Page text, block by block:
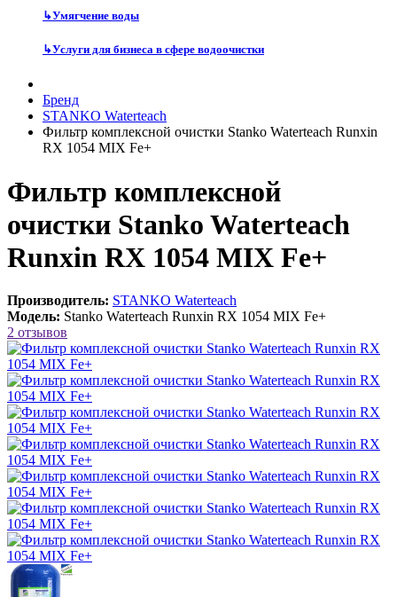
↳Умягчение воды
↳Услуги для бизнеса в сфере водоочистки
Бренд
STANKO Waterteach
Фильтр комплексной очистки Stanko Waterteach Runxin
RX 1054 MIX Fe+
Фильтр комплексной
очистки Stanko Waterteach
Runxin RX 1054 MIX Fe+
Производитель: STANKO Waterteach
Модель: Stanko Waterteach Runxin RX 1054 MIX Fe+
2 отзывов